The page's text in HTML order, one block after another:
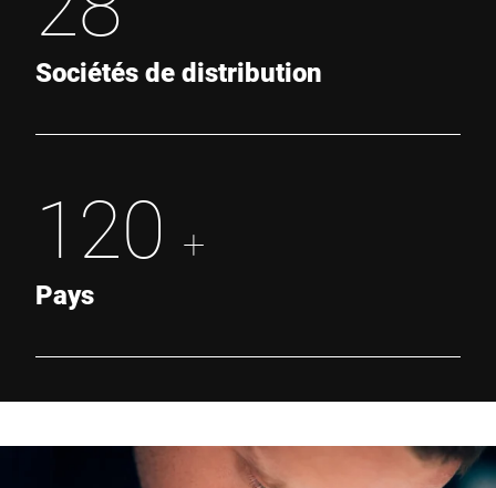
Sociétés de distribution
120 +
Pays